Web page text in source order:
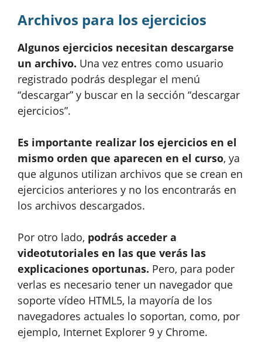
Archivos para los ejercicios
Algunos ejercicios necesitan descargarse
un archivo. Una vez entres como usuario
registrado podrás desplegar el menú
“descargar” y buscar en la sección “descargar
ejercicios”.
Es importante realizar los ejercicios en el
mismo orden que aparecen en el curso, ya
que algunos utilizan archivos que se crean en
ejercicios anteriores y no los encontrarás en
los archivos descargados.
Por otro lado, podrás acceder a
videotutoriales en las que verás las
explicaciones oportunas. Pero, para poder
verlas es necesario tener un navegador que
soporte vídeo HTML5, la mayoría de los
navegadores actuales lo soportan, como, por
ejemplo, Internet Explorer 9 y Chrome.